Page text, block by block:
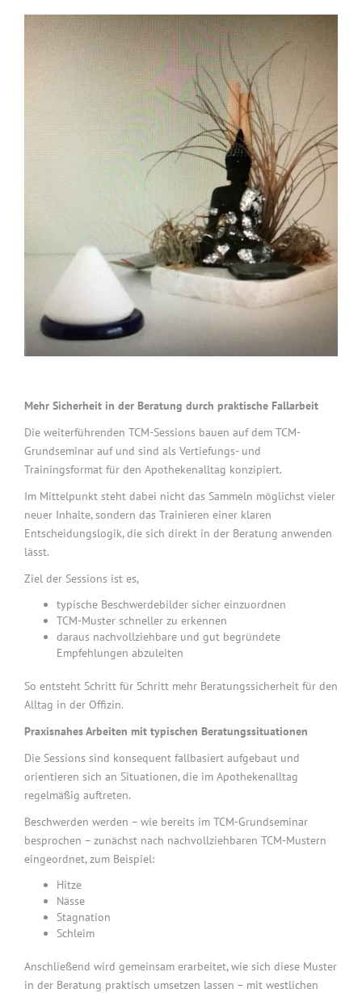
Mehr Sicherheit in der Beratung durch praktische Fallarbeit
Die weiterführenden TCM-Sessions bauen auf dem TCM-
Grundseminar auf und sind als Vertiefungs- und
Trainingsformat für den Apothekenalltag konzipiert.
Im Mittelpunkt steht dabei nicht das Sammeln möglichst vieler
neuer Inhalte, sondern das Trainieren einer klaren
Entscheidungslogik, die sich direkt in der Beratung anwenden
lässt.
Ziel der Sessions ist es,
typische Beschwerdebilder sicher einzuordnen
TCM-Muster schneller zu erkennen
daraus nachvollziehbare und gut begründete
Empfehlungen abzuleiten
So entsteht Schritt für Schritt mehr Beratungssicherheit für den
Alltag in der Offizin.
Praxisnahes Arbeiten mit typischen Beratungssituationen
Die Sessions sind konsequent fallbasiert aufgebaut und
orientieren sich an Situationen, die im Apothekenalltag
regelmäßig auftreten.
Beschwerden werden – wie bereits im TCM-Grundseminar
besprochen – zunächst nach nachvollziehbaren TCM-Mustern
eingeordnet, zum Beispiel:
Hitze
Nässe
Stagnation
Schleim
Anschließend wird gemeinsam erarbeitet, wie sich diese Muster
in der Beratung praktisch umsetzen lassen – mit westlichen